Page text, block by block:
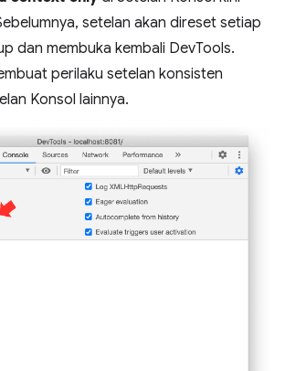
setelan akan direset setiap
dan membuka kembali DevTools.
perilaku setelan konsisten
Konsol lainnya.